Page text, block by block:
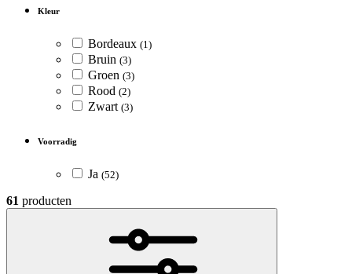
Kleur
Bordeaux (1)
Bruin (3)
Groen (3)
Rood (2)
Zwart (3)
Voorradig
Ja (52)
61 producten